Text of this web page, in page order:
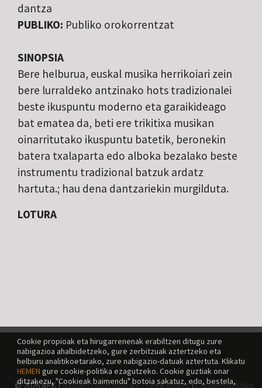
Cookie propioak eta hirugarrenenak erabiltzen ditugu zure
nabigazioa ahalbidetzeko, gure zerbitzuak aztertzeko eta
helburu analitikoetarako, zure nabigazio-datuak aztertuta. Klikatu
HEMEN gure cookie-politika ezagutzeko. Cookie guztiak onar
ditzakezu, "Cookieak baimendu" botoia sakatuz, edo, bestela,
dantza
PUBLIKO: Publiko orokorrentzat
SINOPSIA
Bere helburua, euskal musika herrikoiari zein
bere lurraldeko antzinako hots tradizionalei
beste ikuspuntu moderno eta garaikideago
bat ematea da, beti ere trikitixa musikan
oinarritutako ikuspuntu batetik, beronekin
batera txalaparta edo alboka bezalako beste
instrumentu tradizional batzuk ardatz
hartuta.; hau dena dantzariekin murgilduta.
LOTURA
© 2026 AEK |Isilpekotasun politika - Lege oharra|Cookien politika